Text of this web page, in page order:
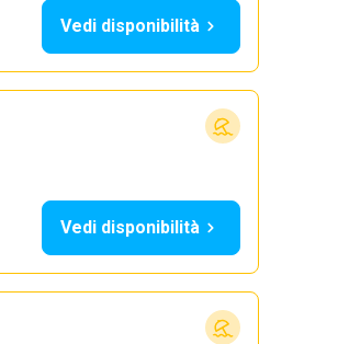
Vedi disponibilità
Vedi disponibilità